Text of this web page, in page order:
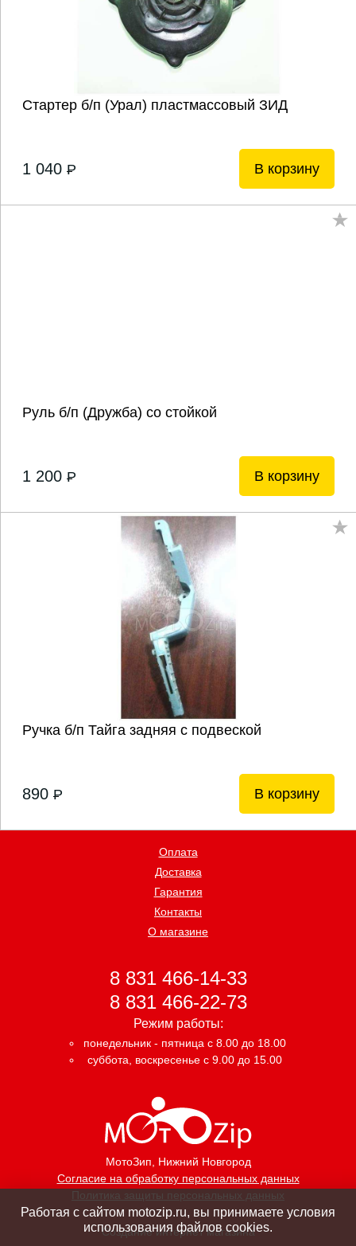
Стартер б/п (Урал) пластмассовый ЗИД
1 040 P В корзину
Руль б/п (Дружба) со стойкой
1 200 P В корзину
Ручка б/п Тайга задняя с подвеской
890 P В корзину
МотоЗип, Нижний Новгород
Согласие на обработку персональных данных
Политика защиты персональных данных
Оплата
Доставка
Гарантия
Контакты
О магазине
8 831 466-14-33
8 831 466-22-73
Режим работы:
понедельник - пятница с 8.00 до 18.00
суббота, воскресенье с 9.00 до 15.00
Создание интернет магазина
Работая с сайтом motozip.ru, вы принимаете условия
использования файлов cookies.